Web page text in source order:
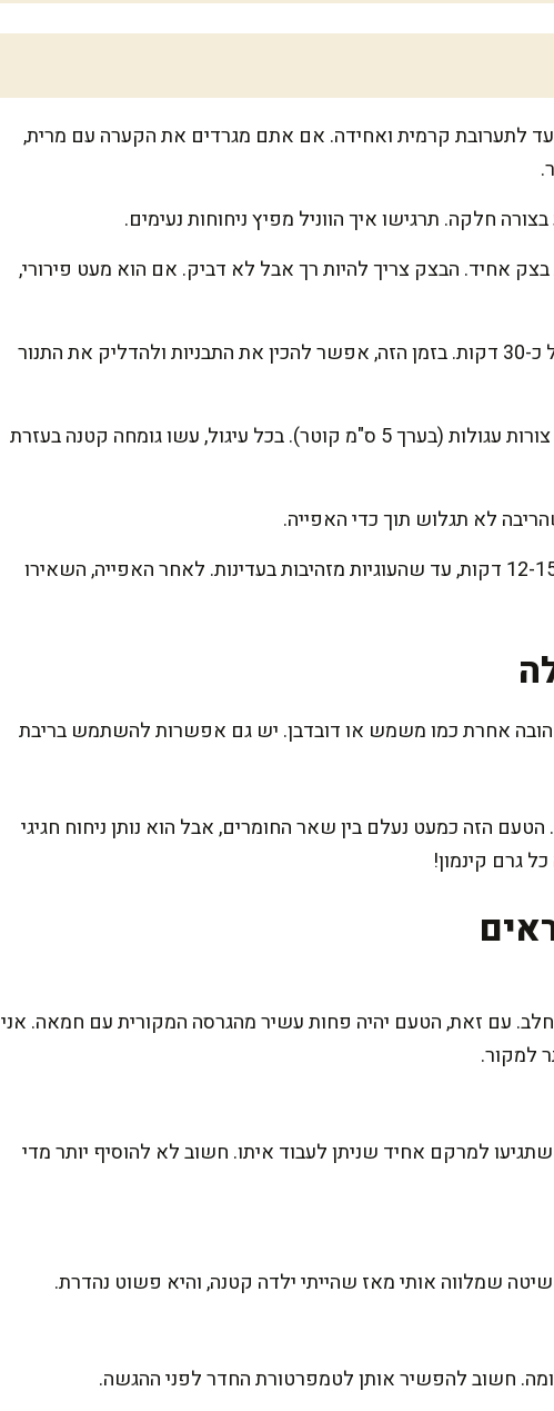
לתערובת קרמית ואחידה. אם אתם מגרדים את הקערה עם מרית,
חלקה. תרגישו איך הווניל מפיץ ניחוחות נעימים.
אחיד. הבצק צריך להיות רך אבל לא דביק. אם הוא מעט פירורי,
עטפו את הבצק בניילון נצמד, והכניסו למקרר למנוחה של כ-30 דקות. בזמן הזה, אפשר להכין את התבניות ולהדליק את התנור
רדדו את הבצק בעדינות על משטח מקומח קלות, וקורצו צורות עגולות (בערך 5 ס"מ קוטר). בכל עיגול, עשו גומחה קטנה בעזרת
לא תגלוש תוך כדי האפייה.
צרו מרווחים קטנים בין העוגיות על התבנית, ואפו במשך 12-15 דקות, עד שהעוגיות מזהיבות בעדינות. לאחר האפייה, השאירו
אחרת כמו משמש או דובדבן. יש גם אפשרות להשתמש בריבת
הזה כמעט נעלם בין שאר החומרים, אבל הוא נותן ניחוח חגיגי
גרם קינמון!
עם זאת, הטעם יהיה פחות עשיר מהגרסה המקורית עם חמאה. אני
למקור.
למרקם אחיד שניתן לעבוד איתו. חשוב לא להוסיף יותר מדי
שמלווה אותי מאז שהייתי ילדה קטנה, והיא פשוט נהדרת.
חשוב להפשיר אותן לטמפרטורת החדר לפני ההגשה.